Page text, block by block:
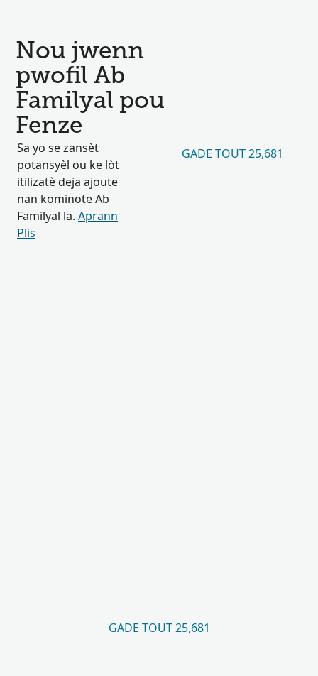
Nou jwenn
pwofil Ab
Familyal pou
Fenze
Sa yo se zansèt
potansyèl ou ke lòt
itilizatè deja ajoute
nan kominote Ab
Familyal la. Aprann
Plis
GADE TOUT 25,681
GADE TOUT 25,681